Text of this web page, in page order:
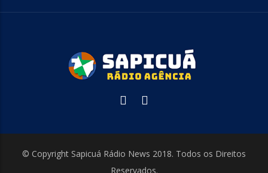
© Copyright Sapicuá Rádio News 2018. Todos os Direitos
Reservados.